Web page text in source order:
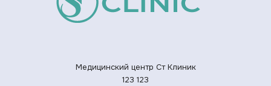
Медицинский центр Ст Клиник
123 123